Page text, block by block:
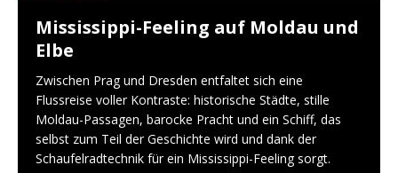
Mississippi-Feeling auf Moldau und
Elbe
Zwischen Prag und Dresden entfaltet sich eine
Flussreise voller Kontraste: historische Städte, stille
Moldau-Passagen, barocke Pracht und ein Schiff, das
selbst zum Teil der Geschichte wird und dank der
Schaufelradtechnik für ein Mississippi-Feeling sorgt.